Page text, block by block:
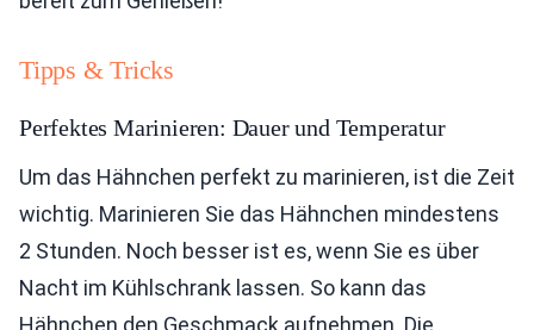
Tipps & Tricks
Perfektes Marinieren: Dauer und Temperatur
Um das Hähnchen perfekt zu marinieren, ist die Zeit
wichtig. Marinieren Sie das Hähnchen mindestens
2 Stunden. Noch besser ist es, wenn Sie es über
Nacht im Kühlschrank lassen. So kann das
Hähnchen den Geschmack aufnehmen. Die